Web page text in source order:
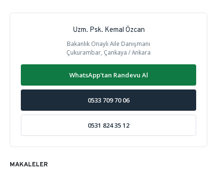
Uzm. Psk. Kemal Özcan
Bakanlık Onaylı Aile Danışmanı
Çukurambar, Çankaya / Ankara
WhatsApp'tan Randevu Al
0533 709 70 06
0531 824 35 12
MAKALELER